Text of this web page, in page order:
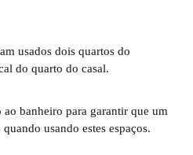
usados dois quartos do
do quarto do casal.
banheiro para garantir que um
usando estes espaços.